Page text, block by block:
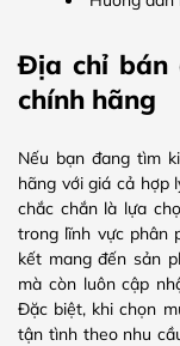
Địa chỉ bán
chính hãng
Nếu bạn đang tìm
hãng với giá cả hợp
chắc chắn là lựa
trong lĩnh vực phân
kết mang đến sản
mà còn luôn cập
Đặc biệt, khi chọn
tận tình theo nhu